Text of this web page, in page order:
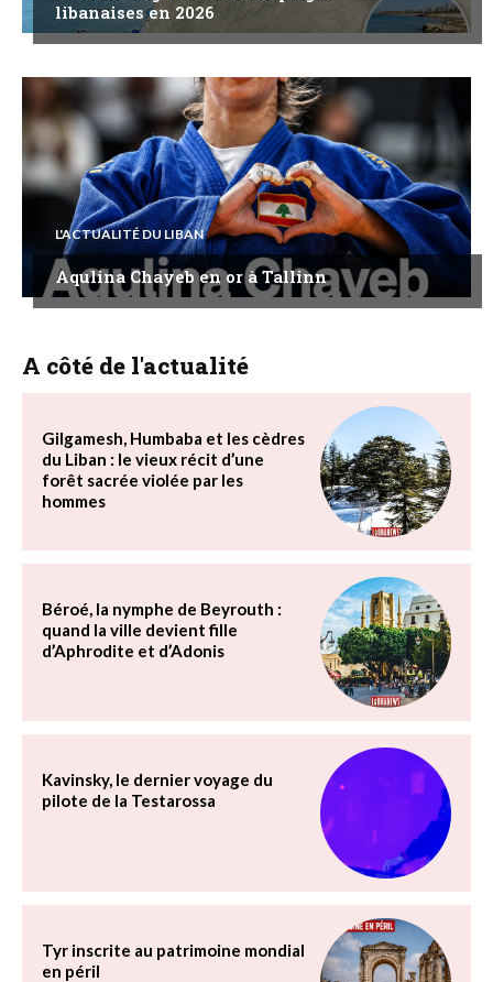
libanaises en 2026
L'ACTUALITÉ DU LIBAN
Aqulina Chayeb en or à Tallinn
A côté de l'actualité
Gilgamesh, Humbaba et les cèdres
du Liban : le vieux récit d’une
forêt sacrée violée par les
hommes
Béroé, la nymphe de Beyrouth :
quand la ville devient fille
d’Aphrodite et d’Adonis
Kavinsky, le dernier voyage du
pilote de la Testarossa
Tyr inscrite au patrimoine mondial
en péril